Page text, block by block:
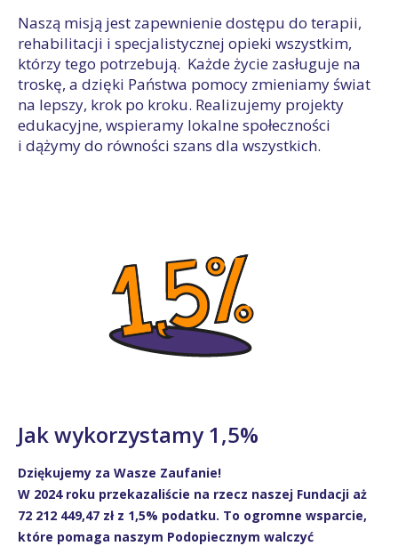
Naszą misją jest zapewnienie dostępu do terapii,
rehabilitacji i specjalistycznej opieki wszystkim,
którzy tego potrzebują. Każde życie zasługuje na
troskę, a dzięki Państwa pomocy zmieniamy świat
na lepszy, krok po kroku. Realizujemy projekty
edukacyjne, wspieramy lokalne społeczności
i dążymy do równości szans dla wszystkich.
Jak wykorzystamy 1,5%
Dziękujemy za Wasze Zaufanie!
W 2024 roku przekazaliście na rzecz naszej Fundacji aż
72 212 449,47 zł z 1,5% podatku. To ogromne wsparcie,
które pomaga naszym Podopiecznym walczyć